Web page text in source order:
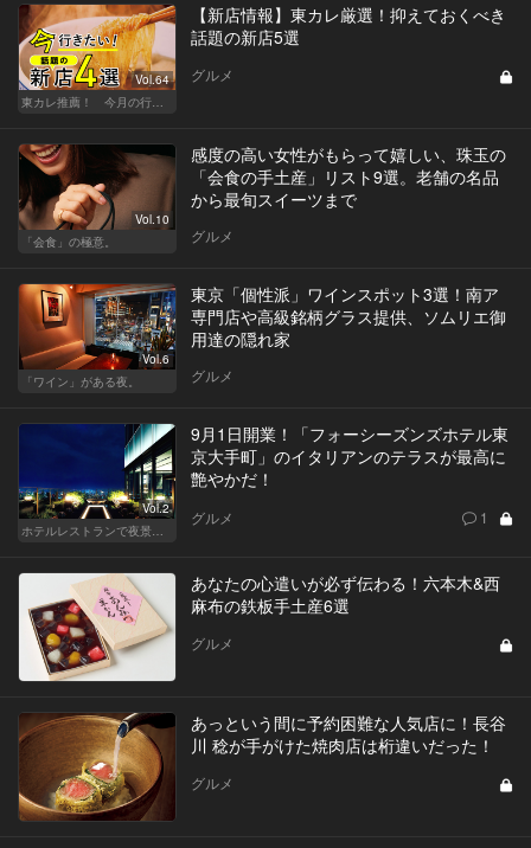
Vol.64
【新店情報】東カレ厳選！抑えておくべき
話題の新店5選
グルメ
Vol.10
「会食」の極意。
感度の高い女性がもらって嬉しい、珠玉の
「会食の手土産」リスト9選。老舗の名品
から最旬スイーツまで
グルメ
Vol.6
「ワイン」がある夜。
東京「個性派」ワインスポット3選！南ア
専門店や高級銘柄グラス提供、ソムリエ御
用達の隠れ家
グルメ
Vol.2
9月1日開業！「フォーシーズンズホテル東
京大手町」のイタリアンのテラスが最高に
艶やかだ！
グルメ 1
あなたの心遣いが必ず伝わる！六本木&西
麻布の鉄板手土産6選
グルメ
あっという間に予約困難な人気店に！長谷
川 稔が手がけた焼肉店は桁違いだった！
グルメ